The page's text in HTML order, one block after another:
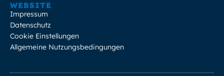
WEBSITE
Impressum
Datenschutz
Cookie Einstellungen
Allgemeine Nutzungsbedingungen